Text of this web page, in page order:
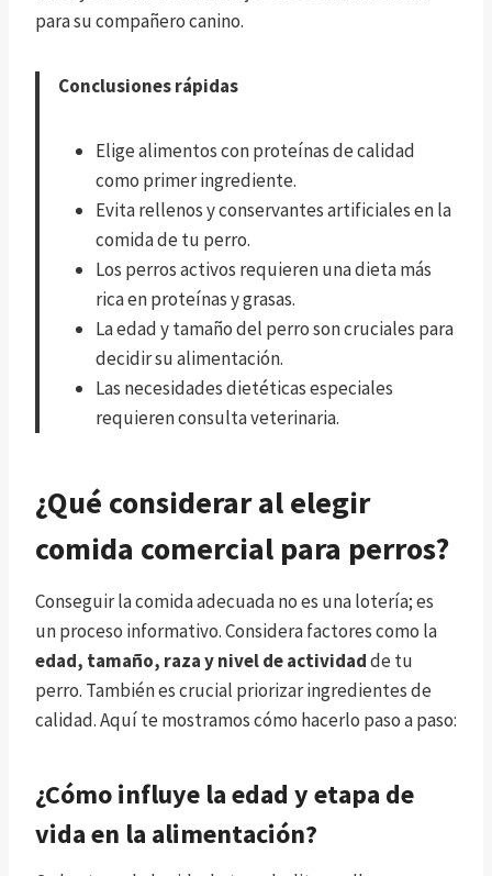
para su compañero canino.
Conclusiones rápidas
Elige alimentos con proteínas de calidad
como primer ingrediente.
Evita rellenos y conservantes artificiales en la
comida de tu perro.
Los perros activos requieren una dieta más
rica en proteínas y grasas.
La edad y tamaño del perro son cruciales para
decidir su alimentación.
Las necesidades dietéticas especiales
requieren consulta veterinaria.
¿Qué considerar al elegir
comida comercial para perros?
Conseguir la comida adecuada no es una lotería; es
un proceso informativo. Considera factores como la
edad, tamaño, raza y nivel de actividadde tu
perro. También es crucial priorizar ingredientes de
calidad. Aquí te mostramos cómo hacerlo paso a paso:
¿Cómo influye la edad y etapa de
vida en la alimentación?